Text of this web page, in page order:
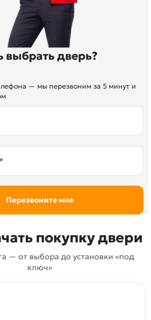
выбрать дверь?
— мы перезвоним за 5 минут и
покупку двери
— от выбора до установки «под
ключ»